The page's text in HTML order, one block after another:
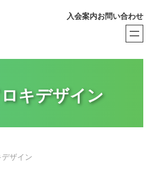
入会案内お問い合わせ
キデザイン
ザイン